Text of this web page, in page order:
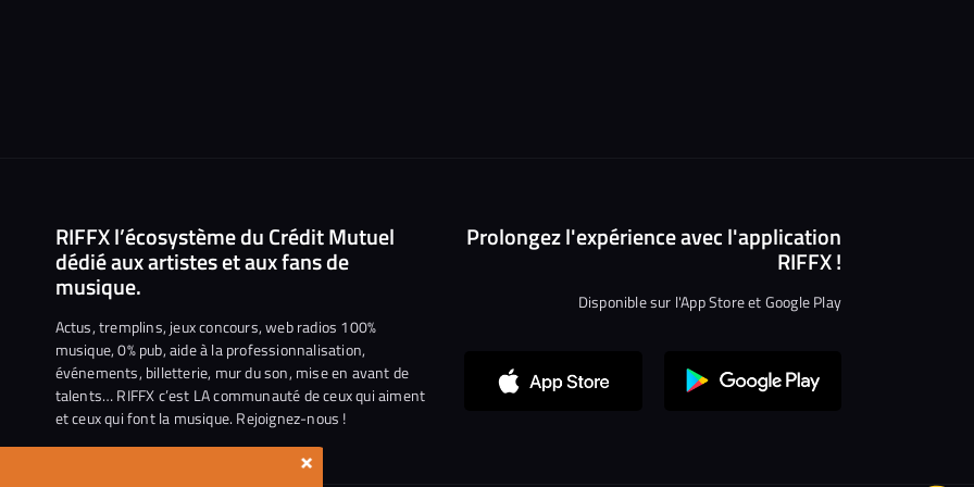
RIFFX l’écosystème du Crédit Mutuel
dédié aux artistes et aux fans de
musique.
Actus, tremplins, jeux concours, web radios 100%
musique, 0% pub, aide à la professionnalisation,
événements, billetterie, mur du son, mise en avant de
talents… RIFFX c’est LA communauté de ceux qui aiment
et ceux qui font la musique. Rejoignez-nous !
Prolongez l'expérience avec l'application
RIFFX !
Disponible sur l'App Store et Google Play
×